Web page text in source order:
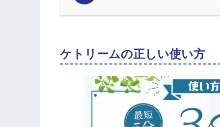
ケトリームの正しい使い方